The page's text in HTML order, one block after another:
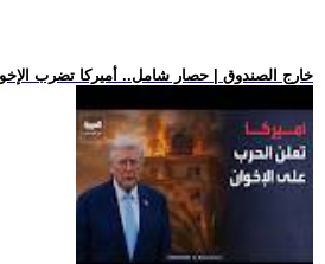
.. خارج الصندوق | حصار شامل.. أميركا تضرب